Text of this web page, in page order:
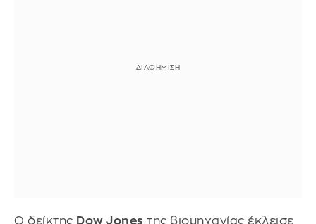
Ο δείκτης Dow Jones της βιομηχανίας έκλεισε